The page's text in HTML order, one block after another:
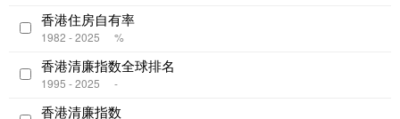
香港住房自有率
1982 - 2025 %
香港清廉指数全球排名
1995 - 2025 -
香港清廉指数